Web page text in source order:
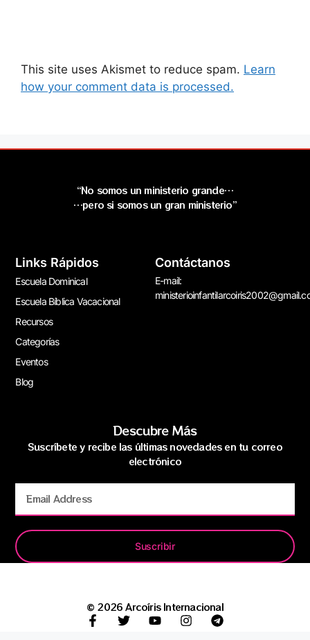
This site uses Akismet to reduce spam. Learn
how your comment data is processed.
“No somos un ministerio grande…
…pero si somos un gran ministerio”
Links Rápidos
Escuela Dominical
Escuela Bíblica Vacacional
Recursos
Categorías
Eventos
Blog
Contáctanos
E-mail:
Descubre Más
Suscríbete y recibe las últimas novedades en tu correo
electrónico
Suscribir
© 2026 Arcoíris Internacional